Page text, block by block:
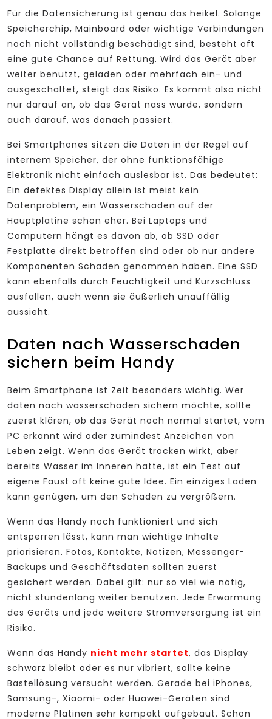
Für die Datensicherung ist genau das heikel. Solange
Speicherchip, Mainboard oder wichtige Verbindungen
noch nicht vollständig beschädigt sind, besteht oft
eine gute Chance auf Rettung. Wird das Gerät aber
weiter benutzt, geladen oder mehrfach ein- und
ausgeschaltet, steigt das Risiko. Es kommt also nicht
nur darauf an, ob das Gerät nass wurde, sondern
auch darauf, was danach passiert.
Bei Smartphones sitzen die Daten in der Regel auf
internem Speicher, der ohne funktionsfähige
Elektronik nicht einfach auslesbar ist. Das bedeutet:
Ein defektes Display allein ist meist kein
Datenproblem, ein Wasserschaden auf der
Hauptplatine schon eher. Bei Laptops und
Computern hängt es davon ab, ob SSD oder
Festplatte direkt betroffen sind oder ob nur andere
Komponenten Schaden genommen haben. Eine SSD
kann ebenfalls durch Feuchtigkeit und Kurzschluss
ausfallen, auch wenn sie äußerlich unauffällig
aussieht.
Daten nach Wasserschaden
sichern beim Handy
Beim Smartphone ist Zeit besonders wichtig. Wer
daten nach wasserschaden sichern möchte, sollte
zuerst klären, ob das Gerät noch normal startet, vom
PC erkannt wird oder zumindest Anzeichen von
Leben zeigt. Wenn das Gerät trocken wirkt, aber
bereits Wasser im Inneren hatte, ist ein Test auf
eigene Faust oft keine gute Idee. Ein einziges Laden
kann genügen, um den Schaden zu vergrößern.
Wenn das Handy noch funktioniert und sich
entsperren lässt, kann man wichtige Inhalte
priorisieren. Fotos, Kontakte, Notizen, Messenger-
Backups und Geschäftsdaten sollten zuerst
gesichert werden. Dabei gilt: nur so viel wie nötig,
nicht stundenlang weiter benutzen. Jede Erwärmung
des Geräts und jede weitere Stromversorgung ist ein
Risiko.
Wenn das Handy nicht mehr startet, das Display
schwarz bleibt oder es nur vibriert, sollte keine
Bastellösung versucht werden. Gerade bei iPhones,
Samsung-, Xiaomi- oder Huawei-Geräten sind
moderne Platinen sehr kompakt aufgebaut. Schon